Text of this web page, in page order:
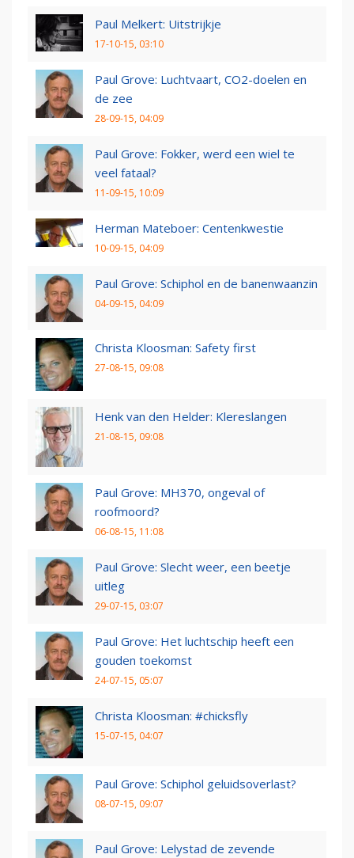
Paul Melkert: Uitstrijkje
17-10-15, 03:10
Paul Grove: Luchtvaart, CO2-doelen en
de zee
28-09-15, 04:09
Paul Grove: Fokker, werd een wiel te
veel fataal?
11-09-15, 10:09
Herman Mateboer: Centenkwestie
10-09-15, 04:09
Paul Grove: Schiphol en de banenwaanzin
04-09-15, 04:09
Christa Kloosman: Safety first
27-08-15, 09:08
Henk van den Helder: Klereslangen
21-08-15, 09:08
Paul Grove: MH370, ongeval of
roofmoord?
06-08-15, 11:08
Paul Grove: Slecht weer, een beetje
uitleg
29-07-15, 03:07
Paul Grove: Het luchtschip heeft een
gouden toekomst
24-07-15, 05:07
Christa Kloosman: #chicksfly
15-07-15, 04:07
Paul Grove: Schiphol geluidsoverlast?
08-07-15, 09:07
Paul Grove: Lelystad de zevende